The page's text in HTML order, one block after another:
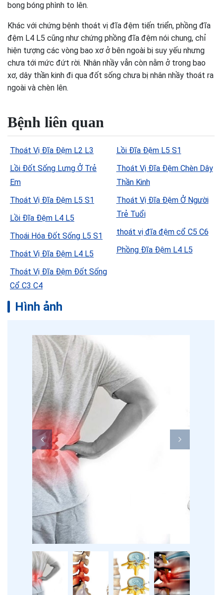
bong bóng phình to lên.
Khác với chứng bệnh thoát vị đĩa đệm tiến triển, phồng đĩa
đệm L4 L5 cũng như chứng phồng đĩa đệm nói chung, chỉ
hiện tượng các vòng bao xơ ở bên ngoài bị suy yếu nhưng
chưa tới mức đứt rời. Nhân nhầy vẫn còn nằm ở trong bao
xơ, dây thần kinh đi qua đốt sống chưa bị nhân nhầy thoát ra
ngoài và chèn lên.
Bệnh liên quan
Thoát Vị Đĩa Đệm L2 L3
Lồi Đốt Sống Lưng Ở Trẻ
Em
Thoát Vị Đĩa Đệm L5 S1
Lồi Đĩa Đệm L4 L5
Thoái Hóa Đốt Sống L5 S1
Thoát Vị Đĩa Đệm L4 L5
Thoát Vị Đĩa Đệm Đốt Sống
Cổ C3 C4
Lồi Đĩa Đệm L5 S1
Thoát Vị Đĩa Đệm Chèn Dây
Thần Kinh
Thoát Vị Đĩa Đệm Ở Người
Trẻ Tuổi
thoát vị đĩa đệm cổ C5 C6
Phồng Đĩa Đệm L4 L5
Hình ảnh